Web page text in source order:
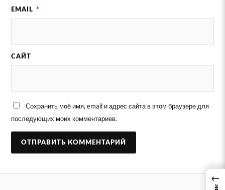
EMAIL *
САЙТ
Сохранить моё имя, email и адрес сайта в этом браузере для
последующих моих комментариев.
←